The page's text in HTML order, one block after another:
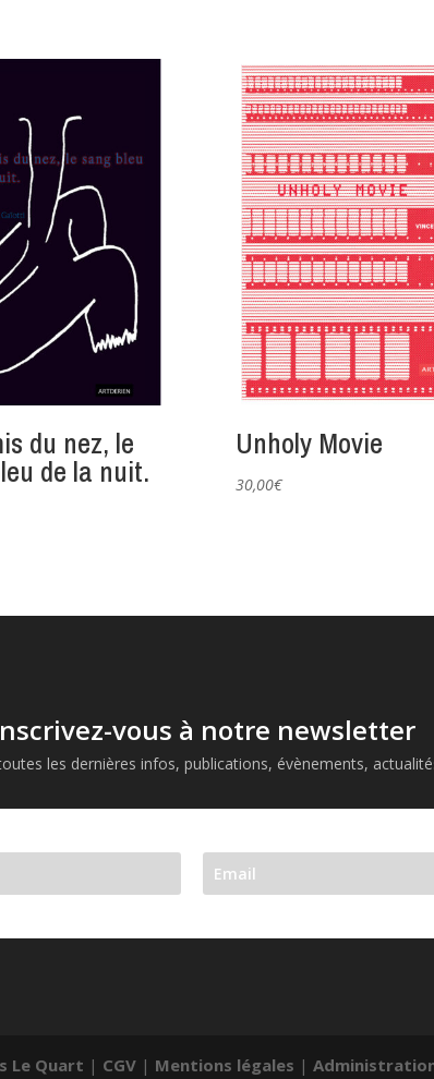
du nez, le
de la nuit.
Unholy Movie
30,00€
vous à notre newsletter
les dernières infos, publications, évènements,
Le Quart | CGV | Mentions légales |